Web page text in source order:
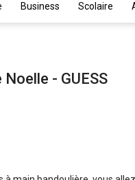
Business Scolaire
- GUESS